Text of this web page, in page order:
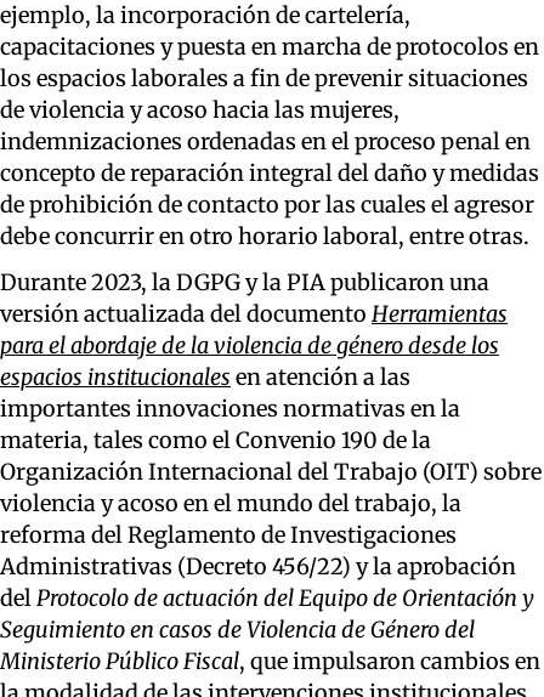
ejemplo, la incorporación de cartelería,
capacitaciones y puesta en marcha de protocolos en
los espacios laborales a fin de prevenir situaciones
de violencia y acoso hacia las mujeres,
indemnizaciones ordenadas en el proceso penal en
concepto de reparación integral del daño y medidas
de prohibición de contacto por las cuales el agresor
debe concurrir en otro horario laboral, entre otras.
Durante 2023, la DGPG y la PIA publicaron una
versión actualizada del documento Herramientas
para el abordaje de la violencia de género desde los
espacios institucionales en atención a las
importantes innovaciones normativas en la
materia, tales como el Convenio 190 de la
Organización Internacional del Trabajo (OIT) sobre
violencia y acoso en el mundo del trabajo, la
reforma del Reglamento de Investigaciones
Administrativas (Decreto 456/22) y la aprobación
delProtocolo de actuación del Equipo de Orientación y
Seguimiento en casos de Violencia de Género del
Ministerio Público Fiscal, que impulsaron cambios en